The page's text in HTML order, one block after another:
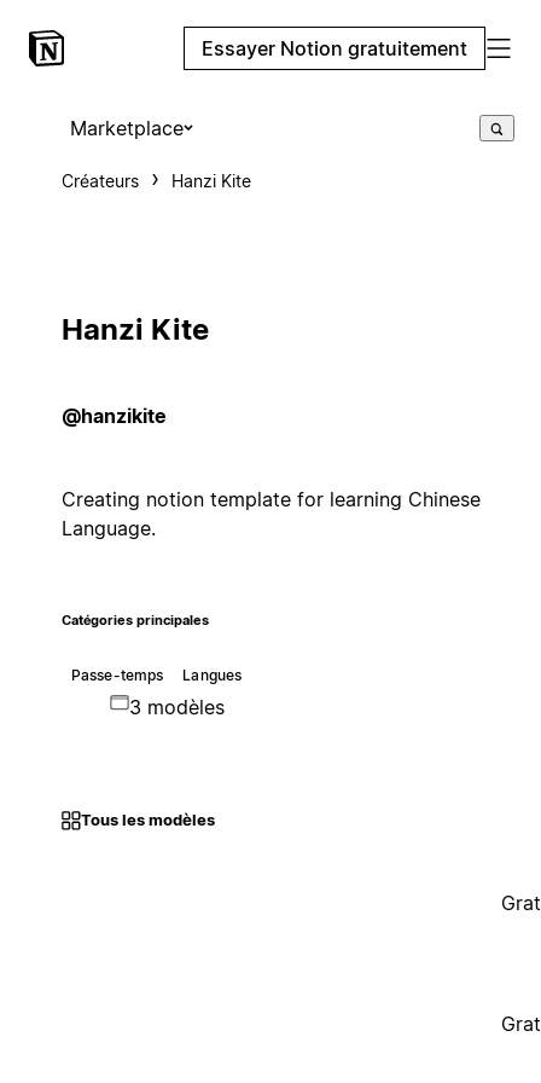
Essayer Notion gratuitement
Marketplace
Créateurs Hanzi Kite
Hanzi Kite
@hanzikite
Creating notion template for learning Chinese
Language.
Catégories principales
Passe-temps Langues
3 modèles
Tous les modèles